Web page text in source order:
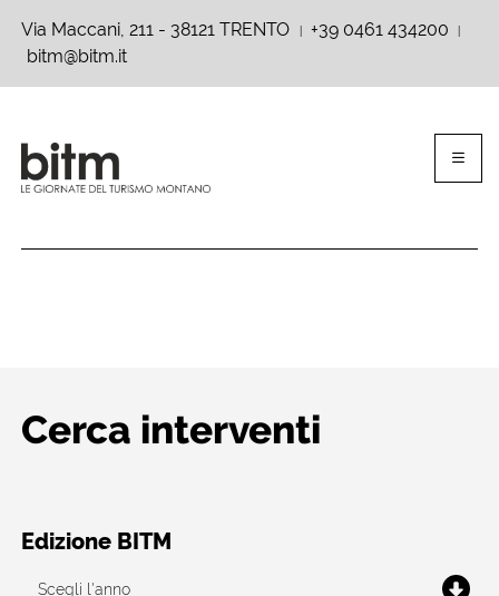
Via Maccani, 211 - 38121 TRENTO +39 0461 434200
bitm@bitm.it
Cerca interventi
Edizione BITM